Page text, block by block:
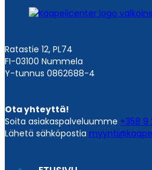
Ratastie 12, PL74
FI-03100 Nummela
Y-tunnus 0862688-4
Ota yhteyttä!
Soita asiakaspalveluumme +358 9
Lähetä sähköpostia